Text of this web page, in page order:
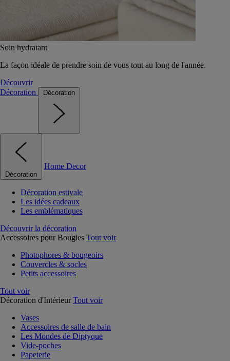
Soin hydratant
La façon idéale de prendre soin de vous tout au long de l'année.
Découvrir
Décoration
Décoration
Décoration
Home Decor
Décoration estivale
Les idées cadeaux
Les emblématiques
Découvrir la décoration
Accessoires pour Bougies Tout voir
Photophores & bougeoirs
Couvercles & socles
Petits accessoires
Tout voir
Décoration d'Intérieur Tout voir
Vases
Accessoires de salle de bain
Les Mondes de Diptyque
Vide-poches
Papeterie